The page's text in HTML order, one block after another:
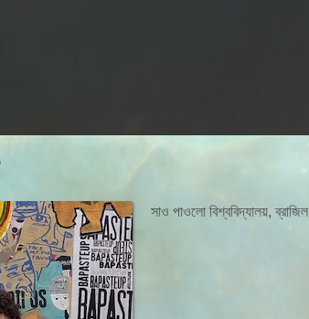
সাও পাওলো বিশ্ববিদ্যালয়, ব্রাজিল